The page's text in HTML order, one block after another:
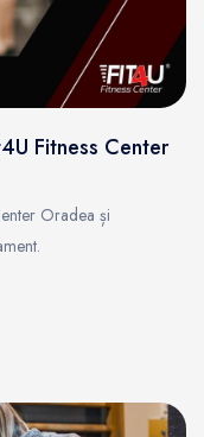
Fitness Center
Oradea și